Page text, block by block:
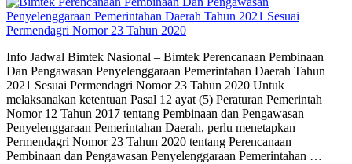
Info Jadwal Bimtek Nasional – Bimtek Perencanaan Pembinaan
Dan Pengawasan Penyelenggaraan Pemerintahan Daerah Tahun
2021 Sesuai Permendagri Nomor 23 Tahun 2020 Untuk
melaksanakan ketentuan Pasal 12 ayat (5) Peraturan Pemerintah
Nomor 12 Tahun 2017 tentang Pembinaan dan Pengawasan
Penyelenggaraan Pemerintahan Daerah, perlu menetapkan
Permendagri Nomor 23 Tahun 2020 tentang Perencanaan
Pembinaan dan Pengawasan Penyelenggaraan Pemerintahan …